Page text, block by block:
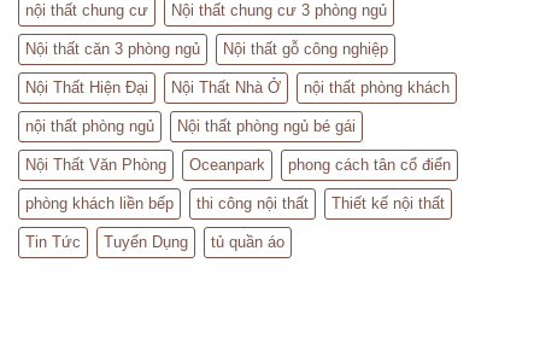
nội thất chung cư Nội thất chung cư 3 phòng ngủ
Nội thất căn 3 phòng ngủ Nội thất gỗ công nghiệp
Nội Thất Hiện Đại Nội Thất Nhà Ở nội thất phòng khách
nội thất phòng ngủ Nội thất phòng ngủ bé gái
Nội Thất Văn Phòng Oceanpark phong cách tân cổ điển
phòng khách liền bếp thi công nội thất Thiết kế nội thất
Tin Tức Tuyển Dụng tủ quần áo